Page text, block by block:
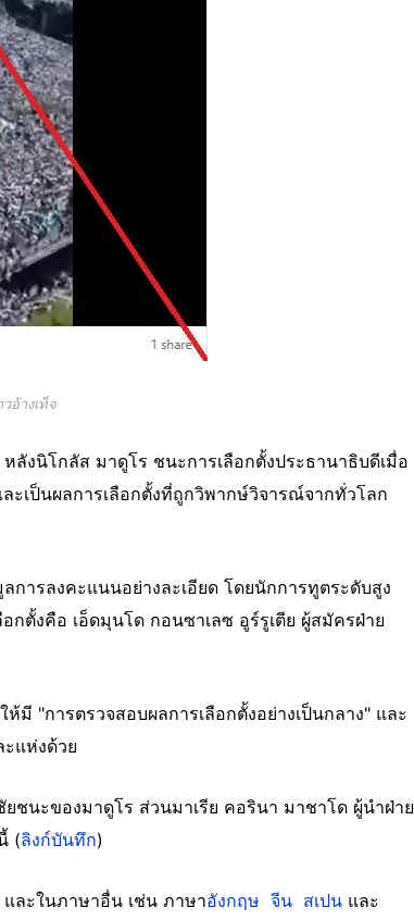
อ้างเท็จ
หลังนิโกลัส มาดูโร ชนะการเลือกตั้งประธานาธิบดีเมื่อ
เป็นผลการเลือกตั้งที่ถูกวิพากษ์วิจารณ์จากทั่วโลก
ลการลงคะแนนอย่างละเอียด โดยนักการทูตระดับสูง
ตั้งคือ เอ็ดมุนโด กอนซาเลซ อูร์รูเตีย ผู้สมัครฝ่าย
มี "การตรวจสอบผลการเลือกตั้งอย่างเป็นกลาง" และ
ะแห่งด้วย
ชนะของมาดูโร ส่วนมาเรีย คอรินา มาชาโด ผู้นำฝ่าย
(ลิงก์บันทึก)
และในภาษาอื่น เช่น ภาษาอังกฤษ จีน สเปน และ